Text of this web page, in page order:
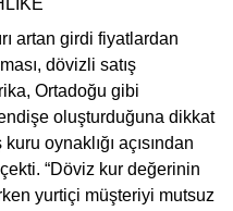
artan girdi fiyatlardan
dövizli satış
Ortadoğu gibi
oluşturduğuna dikkat
oynaklığı açısından
“Döviz kur değerinin
yurtiçi müşteriyi mutsuz